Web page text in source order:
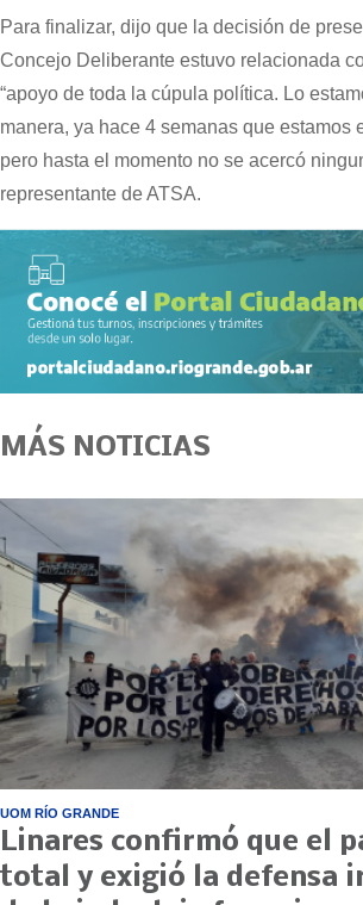
Para finalizar, dijo que la decisión de
Concejo Deliberante estuvo relacionada
“apoyo de toda la cúpula política. Lo
manera, ya hace 4 semanas que estamos
pero hasta el momento no se acercó
representante de ATSA.
MÁS NOTICIAS
UOM RÍO GRANDE
Linares confirmó que el
total y exigió la defensa